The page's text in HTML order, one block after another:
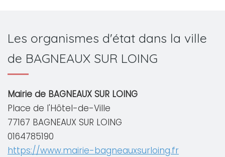
Les organismes d'état dans la ville
de BAGNEAUX SUR LOING
Mairie de BAGNEAUX SUR LOING
Place de l'Hôtel-de-Ville
77167 BAGNEAUX SUR LOING
0164785190
https://www.mairie-bagneauxsurloing.fr